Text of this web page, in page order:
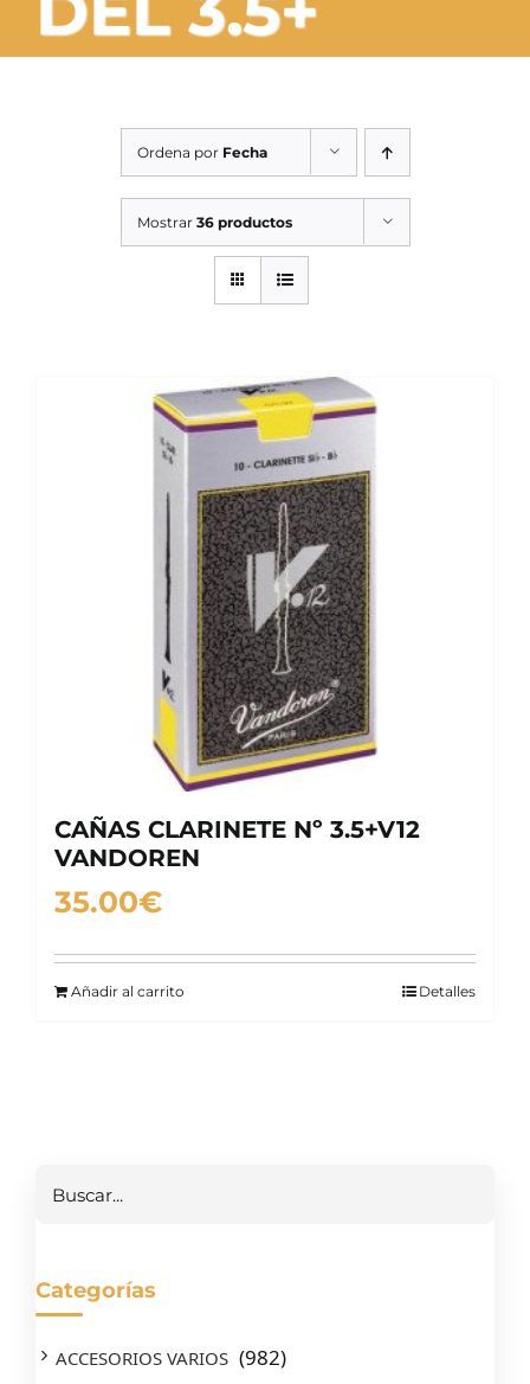
OCASIÓN
SERVICIOS TALLER
Ordena por Fecha
Mostrar 36 productos
CAÑAS CLARINETE Nº 3.5+V12
VANDOREN
35.00€
Añadir al carrito Detalles
Categorías
ACCESORIOS VARIOS (982)